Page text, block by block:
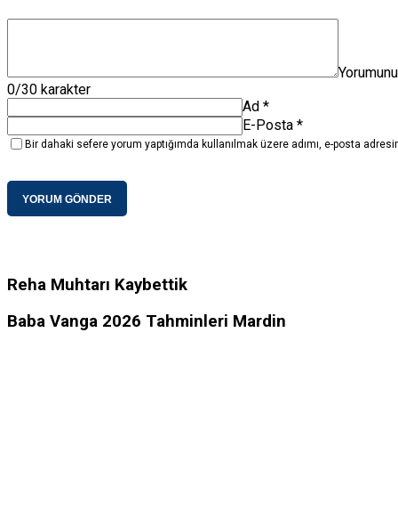
0/30 karakter
Ad *
E-Posta *
Bir dahaki sefere yorum yaptığımda kullanılmak üzere adımı, e-posta
YORUM GÖNDER
Reha Muhtarı Kaybettik
Baba Vanga 2026 Tahminleri Mardin